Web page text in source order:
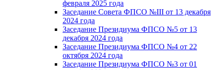
февраля 2025 года
Заседание Совета ФПСО №III от 13 декабря
2024 года
Заседание Президиума ФПСО №5 от 13
декабря 2024 года
Заседание Президиума ФПСО №4 от 22
октября 2024 года
Заседание Президиума ФПСО №3 от 01